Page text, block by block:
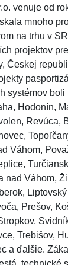
venuje od
mnoho
na trhu v
projektov
Českej
systémov
Hodonín,
Revúca,
Váhom,
nad Váhom,
Prešov,
Trebišov,
a ďalšie.